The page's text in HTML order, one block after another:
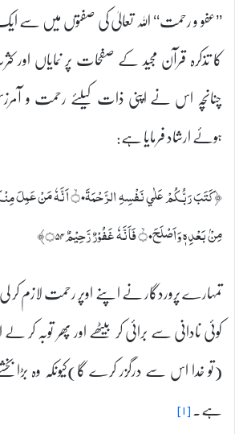
’’عفو و رحمت‘‘ اللہ تعالیٰ کی صفتوں
کا تذکرہ قرآن مجید کے صفحات پر نمایاں
چنانچہ اس نے اپنی ذات کیلئے رحمت و
ہوئے ارشاد فرمایا ہے:
﴿كَتَبَ رَبُّكُمْ عَلٰي نَفْسِہِ
مِنْۢ بَعْدِہٖ وَاَصْلَحَ۝۰ۙ فَاَنَّہٗ غَفُوْرٌ رَّحِيْمٌ۝۵۴﴾
تمہارے پروردگار نے اپنے اوپر رحمت لازم کر
کوئی نادانی سے برائی کر بیٹھے اور پھر توبہ
(تو خدا اس سے درگزر کرے گا)کیونکہ وہ بڑا
ہے۔[۱]